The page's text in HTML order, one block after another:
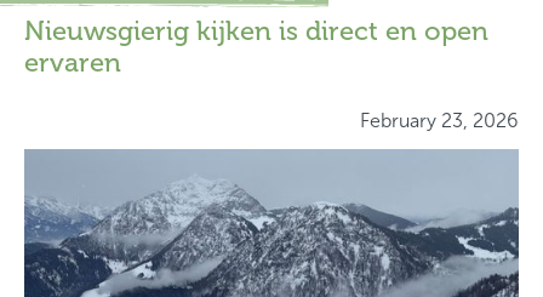
Nieuwsgierig kijken is direct en open
ervaren
February 23, 2026